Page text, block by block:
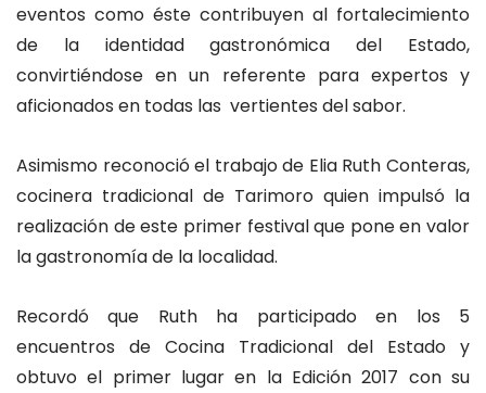
eventos como éste contribuyen al fortalecimiento
de la identidad gastronómica del Estado,
convirtiéndose en un referente para expertos y
aficionados en todas las vertientes del sabor.
Asimismo reconoció el trabajo de Elia Ruth Conteras,
cocinera tradicional de Tarimoro quien impulsó la
realización de este primer festival que pone en valor
la gastronomía de la localidad.
Recordó que Ruth ha participado en los 5
encuentros de Cocina Tradicional del Estado y
obtuvo el primer lugar en la Edición 2017 con su